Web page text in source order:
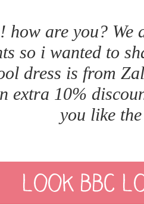
are you? We
so i wanted to
dress is from
extra 10%
you like